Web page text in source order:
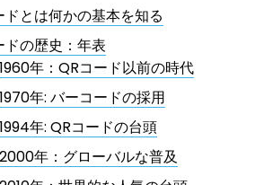
ドとは何かの基本を知る
ドの歴史：年表
1960年：QRコード以前の時代
1970年: バーコードの採用
1994年: QRコードの台頭
2000年：グローバルな普及